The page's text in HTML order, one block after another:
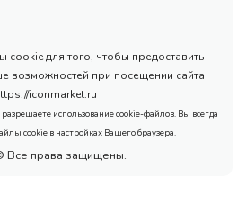
для того, чтобы предоставить
возможностей при посещении сайта
iconmarket.ru
использование cookie-файлов. Вы всегда
cookie в настройках Вашего браузера.
Все права защищены.